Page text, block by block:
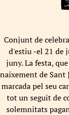
Conjunt de
d'estiu -el 21 de
juny. La festa,
naixement de Sant
marcada pel seu
tot un seguit de
solemnitats